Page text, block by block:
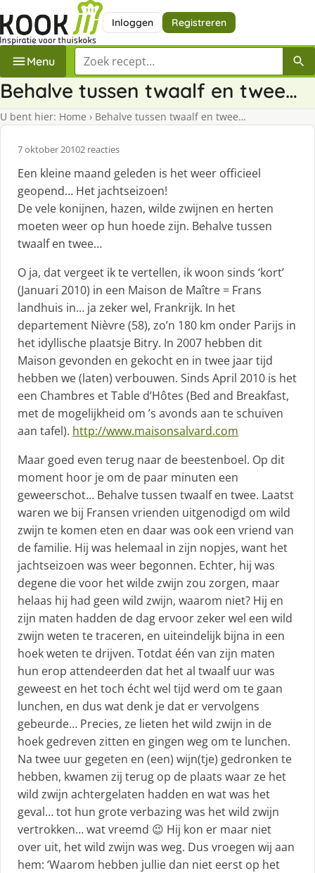
Inloggen Registreren
Menu Zoek een recept
Behalve tussen twaalf en twee…
U bent hier: Home › Behalve tussen twaalf en twee…
7 oktober 20102 reacties
Een kleine maand geleden is het weer officieel
geopend… Het jachtseizoen!
De vele konijnen, hazen, wilde zwijnen en herten
moeten weer op hun hoede zijn. Behalve tussen
twaalf en twee…
O ja, dat vergeet ik te vertellen, ik woon sinds ‘kort’
(Januari 2010) in een Maison de Maître = Frans
landhuis in… ja zeker wel, Frankrijk. In het
departement Nièvre (58), zo’n 180 km onder Parijs in
het idyllische plaatsje Bitry. In 2007 hebben dit
Maison gevonden en gekocht en in twee jaar tijd
hebben we (laten) verbouwen. Sinds April 2010 is het
een Chambres et Table d’Hôtes (Bed and Breakfast,
met de mogelijkheid om ’s avonds aan te schuiven
aan tafel). http://www.maisonsalvard.com
Maar goed even terug naar de beestenboel. Op dit
moment hoor je om de paar minuten een
geweerschot… Behalve tussen twaalf en twee. Laatst
waren we bij Fransen vrienden uitgenodigd om wild
zwijn te komen eten en daar was ook een vriend van
de familie. Hij was helemaal in zijn nopjes, want het
jachtseizoen was weer begonnen. Echter, hij was
degene die voor het wilde zwijn zou zorgen, maar
helaas hij had geen wild zwijn, waarom niet? Hij en
zijn maten hadden de dag ervoor zeker wel een wild
zwijn weten te traceren, en uiteindelijk bijna in een
hoek weten te drijven. Totdat één van zijn maten
hun erop attendeerden dat het al twaalf uur was
geweest en het toch écht wel tijd werd om te gaan
lunchen, en dus wat denk je dat er vervolgens
gebeurde… Precies, ze lieten het wild zwijn in de
hoek gedreven zitten en gingen weg om te lunchen.
Na twee uur gegeten en (een) wijn(tje) gedronken te
hebben, kwamen zij terug op de plaats waar ze het
wild zwijn achtergelaten hadden en wat was het
geval… tot hun grote verbazing was het wild zwijn
vertrokken… wat vreemd 😉 Hij kon er maar niet
over uit, het wild zwijn was weg. Dus vroegen wij aan
hem: ‘Waarom hebben jullie dan niet eerst op het